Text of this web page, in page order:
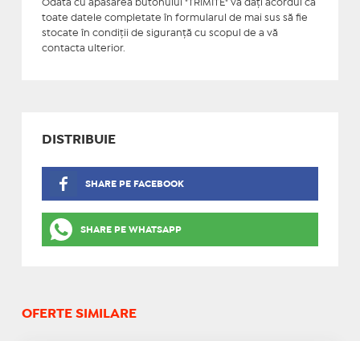
Odată cu apăsarea butonului "TRIMITE" vă daţi acordul ca
toate datele completate în formularul de mai sus să fie
stocate în condiţii de siguranţă cu scopul de a vă
contacta ulterior.
DISTRIBUIE
SHARE PE FACEBOOK
SHARE PE WHATSAPP
OFERTE SIMILARE